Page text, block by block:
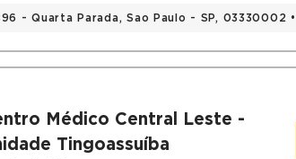
- Quarta Parada, Sao Paulo - SP, 03330002 •
Médico Central Leste -
Tingoassuíba